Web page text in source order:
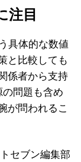
注目
具体的な数値
と比較しても
係者から支持
問題も含め
が問われるこ
セブン編集部